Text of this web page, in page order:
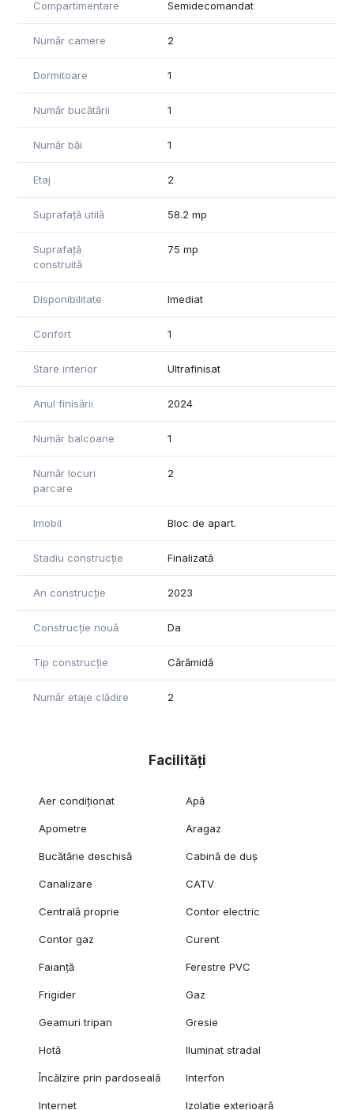
Compartimentare Semidecomandat
Număr camere 2
Dormitoare 1
Număr bucătării 1
Număr băi 1
Etaj 2
Suprafață utilă 58.2 mp
Suprafață
construită
75 mp
Disponibilitate Imediat
Confort 1
Stare interior Ultrafinisat
Anul finisării 2024
Număr balcoane 1
Număr locuri
parcare
2
Imobil Bloc de apart.
Stadiu construcție Finalizată
An construcție 2023
Construcție nouă Da
Tip construcție Cărămidă
Număr etaje clădire 2
Facilități
Aer condiționat Apă
Apometre Aragaz
Bucătărie deschisă Cabină de duș
Canalizare CATV
Centrală proprie Contor electric
Contor gaz Curent
Faianță Ferestre PVC
Frigider Gaz
Geamuri tripan Gresie
Hotă Iluminat stradal
Încălzire prin pardoseală Interfon
Internet Izolație exterioară